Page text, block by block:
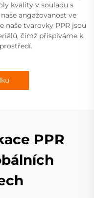
kvality v souladu s
angažovanost ve
naše tvarovky PPR jsou
čímž přispíváme k
PPR